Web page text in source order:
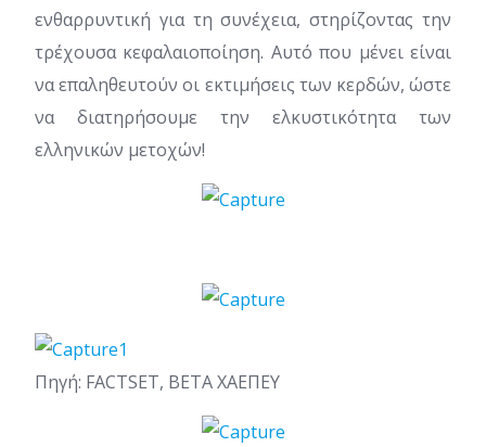
ενθαρρυντική για τη συνέχεια, στηρίζοντας την
τρέχουσα κεφαλαιοποίηση. Αυτό που μένει είναι
να επαληθευτούν οι εκτιμήσεις των κερδών, ώστε
να διατηρήσουμε την ελκυστικότητα των
ελληνικών μετοχών!
Πηγή: FACTSET, BETA ΧΑΕΠΕΥ